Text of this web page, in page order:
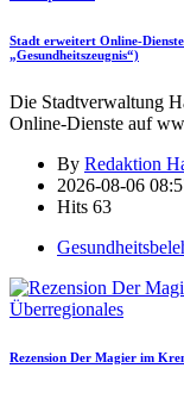
Stadt erweitert Online-
„Gesundheitszeugnis“)
Die Stadtverwaltung
Online-Dienste auf
By Redaktion
2026-08-06
Hits 63
Überregionales
Rezension Der Magier im